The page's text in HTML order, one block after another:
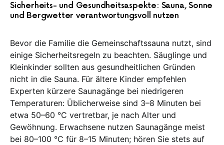
Sicherheits- und Gesundheitsaspekte: Sauna, Sonne
und Bergwetter verantwortungsvoll nutzen
Bevor die Familie die Gemeinschaftssauna nutzt, sind
einige Sicherheitsregeln zu beachten. Säuglinge und
Kleinkinder sollten aus gesundheitlichen Gründen
nicht in die Sauna. Für ältere Kinder empfehlen
Experten kürzere Saunagänge bei niedrigeren
Temperaturen: Üblicherweise sind 3–8 Minuten bei
etwa 50–60 °C vertretbar, je nach Alter und
Gewöhnung. Erwachsene nutzen Saunagänge meist
bei 80–100 °C für 8–15 Minuten; hören Sie stets auf